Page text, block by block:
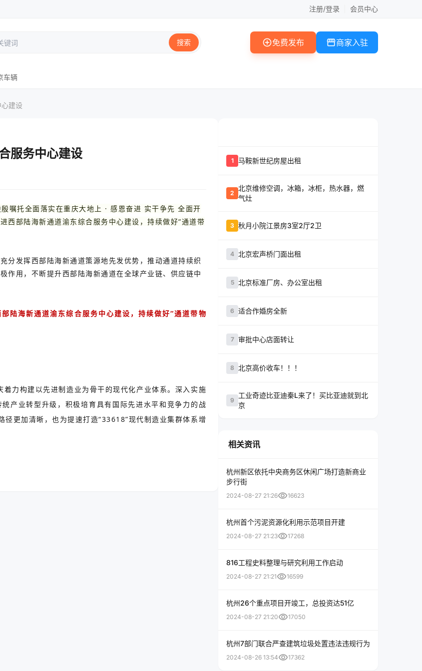
注册/登录 会员中心
搜索 add_circle免费发布 storefront商家入驻
车辆
建设
服务中心建设
嘱托全面落实在重庆大地上 · 感恩奋进 实干争先 全面开
西部陆海新通道渝东综合服务中心建设，持续做好“通道带
分发挥西部陆海新通道策源地先发优势，推动通道持续织
作用，不断提升西部陆海新通道在全球产业链、供应链中
陆海新通道渝东综合服务中心建设，持续做好“通道带物
力构建以先进制造业为骨干的现代化产业体系。深入实施
产业转型升级，积极培育具有国际先进水平和竞争力的战
径更加清晰，也为提速打造“33618”现代制造业集群体系增
1 马鞍新世纪房屋出租
2
北京维修空调，冰箱，冰柜，热水器，燃
气灶
3 秋月小院江景房3室2厅2卫
4 北京宏声桥门面出租
5 北京标准厂房、办公室出租
6 适合作婚房全新
7 审批中心店面转让
8 北京高价收车！！！
9
工业奇迹比亚迪秦L来了！买比亚迪就到北
京
相关资讯
杭州新区依托中央商务区休闲广场打造新商业
步行街
2024-08-27 21:26visibility16623
杭州首个污泥资源化利用示范项目开建
2024-08-27 21:23visibility17268
816工程史料整理与研究利用工作启动
2024-08-27 21:21visibility16599
杭州26个重点项目开竣工，总投资达51亿
2024-08-27 21:20visibility17050
杭州7部门联合严查建筑垃圾处置违法违规行为
2024-08-26 13:54visibility17362